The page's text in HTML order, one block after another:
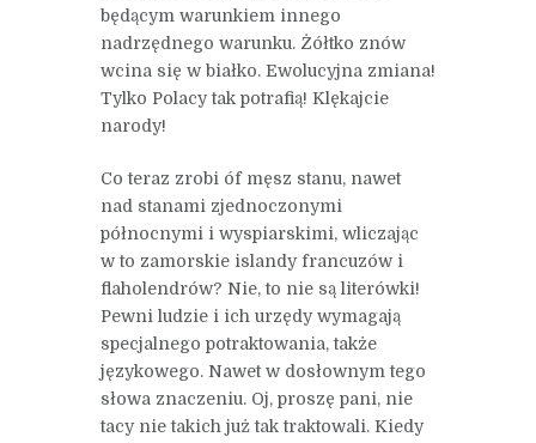
będącym warunkiem innego
nadrzędnego warunku. Żółtko znów
wcina się w białko. Ewolucyjna zmiana!
Tylko Polacy tak potrafią! Klękajcie
narody!
Co teraz zrobi óf męsz stanu, nawet
nad stanami zjednoczonymi
północnymi i wyspiarskimi, wliczając
w to zamorskie islandy francuzów i
flaholendrów? Nie, to nie są literówki!
Pewni ludzie i ich urzędy wymagają
specjalnego potraktowania, także
językowego. Nawet w dosłownym tego
słowa znaczeniu. Oj, proszę pani, nie
tacy nie takich już tak traktowali. Kiedy